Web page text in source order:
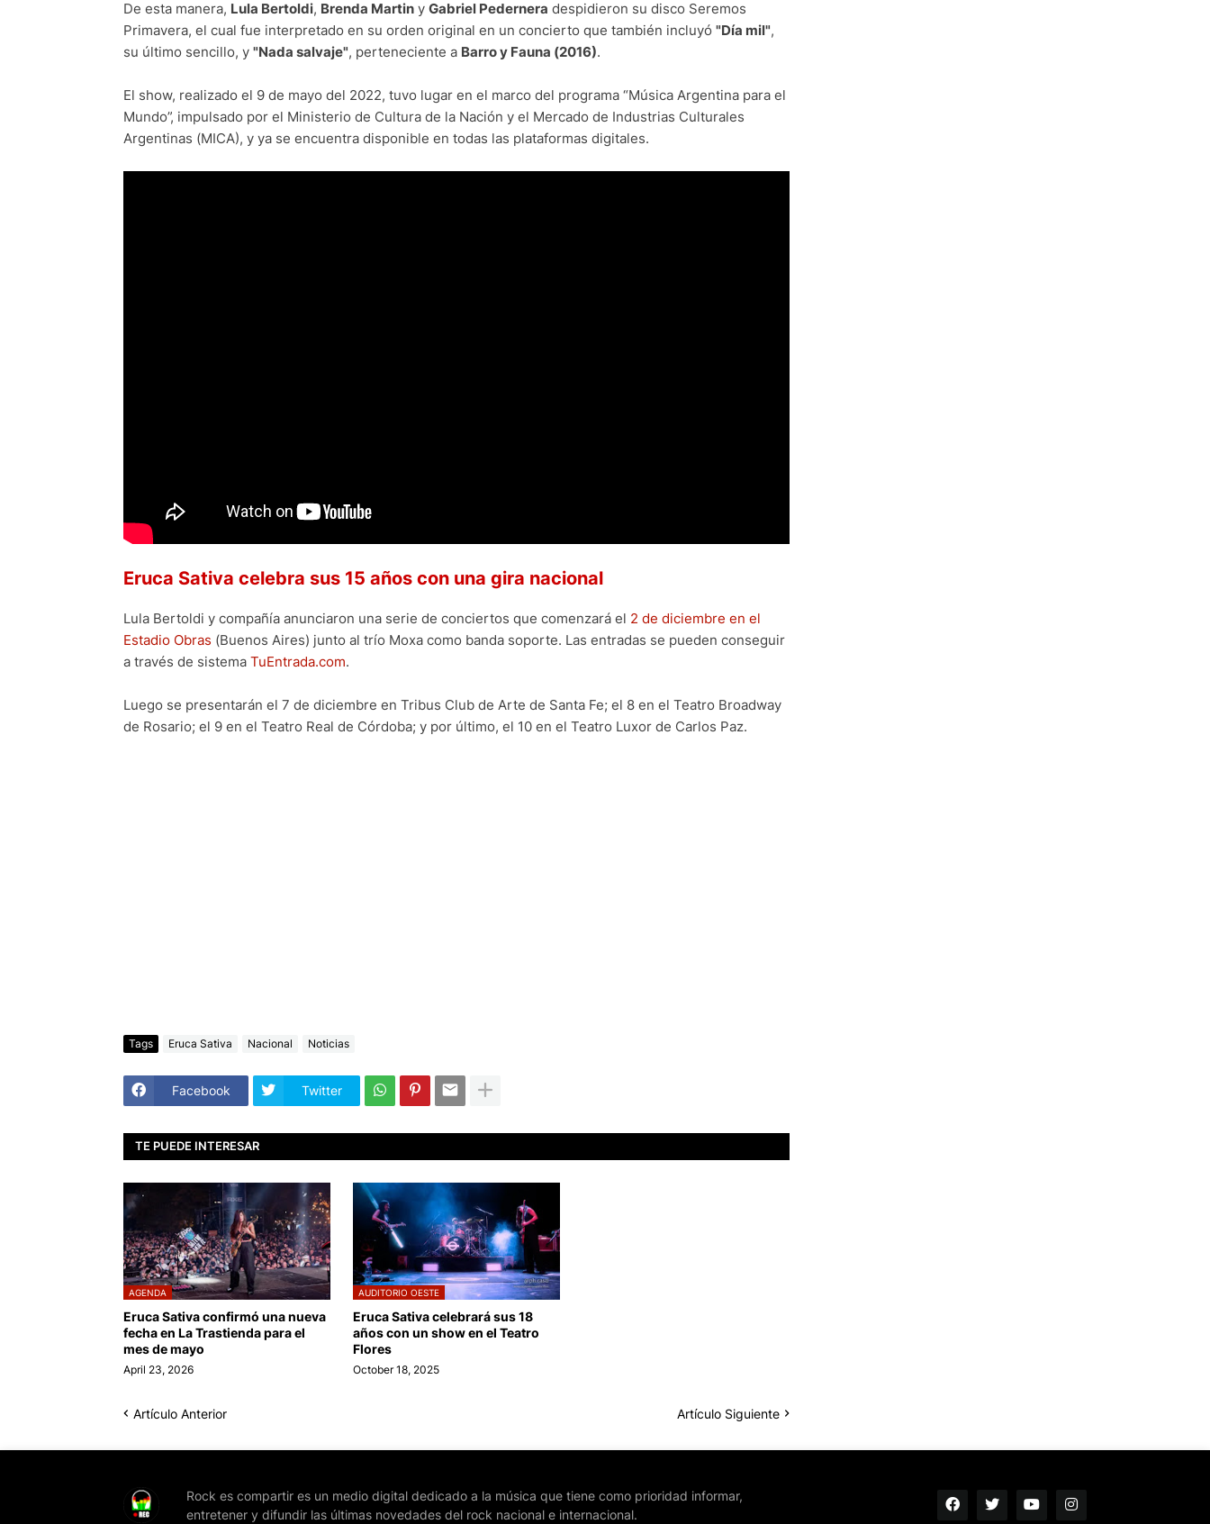
De esta manera, Lula Bertoldi, Brenda Martin y Gabriel Pedernera despidieron su disco Seremos
Primavera, el cual fue interpretado en su orden original en un concierto que también incluyó "Día mil",
su último sencillo, y "Nada salvaje", perteneciente a Barro y Fauna (2016).
El show, realizado el 9 de mayo del 2022, tuvo lugar en el marco del programa “Música Argentina para el
Mundo”, impulsado por el Ministerio de Cultura de la Nación y el Mercado de Industrias Culturales
Argentinas (MICA), y ya se encuentra disponible en todas las plataformas digitales.
Eruca Sativa celebra sus 15 años con una gira nacional
Lula Bertoldi y compañía anunciaron una serie de conciertos que comenzará el 2 de diciembre en el
Estadio Obras (Buenos Aires) junto al trío Moxa como banda soporte. Las entradas se pueden conseguir
a través de sistema TuEntrada.com.
Luego se presentarán el 7 de diciembre en Tribus Club de Arte de Santa Fe; el 8 en el Teatro Broadway
de Rosario; el 9 en el Teatro Real de Córdoba; y por último, el 10 en el Teatro Luxor de Carlos Paz.
Tags Eruca Sativa Nacional Noticias
Facebook Twitter
TE PUEDE INTERESAR
AGENDA
Eruca Sativa confirmó una nueva
fecha en La Trastienda para el
mes de mayo
April 23, 2026
AUDITORIO OESTE
Eruca Sativa celebrará sus 18
años con un show en el Teatro
Flores
October 18, 2025
Artículo Anterior Artículo Siguiente
Rock es compartir es un medio digital dedicado a la música que tiene como prioridad informar,
entretener y difundir las últimas novedades del rock nacional e internacional.